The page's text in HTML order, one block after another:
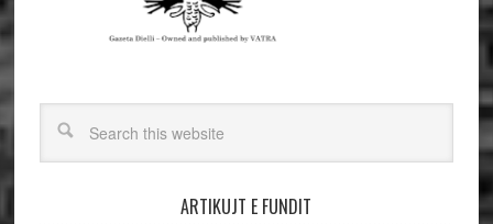
ARTIKUJT E FUNDIT